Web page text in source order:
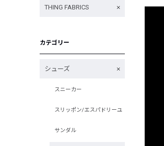
THING FABRICS
カテゴリー
シューズ
スニーカー
スリッポン/エスパドリーユ
サンダル